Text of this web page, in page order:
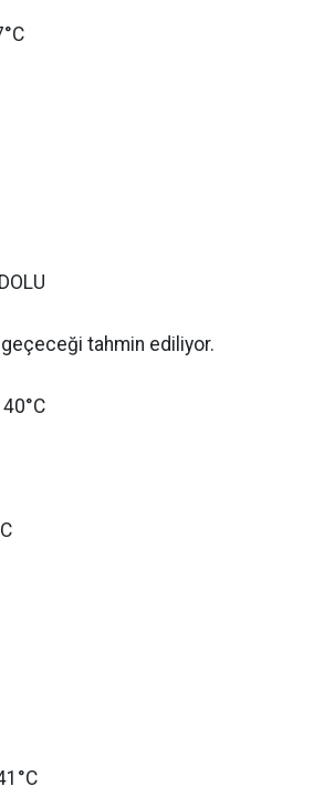
tahmin ediliyor.
40°C